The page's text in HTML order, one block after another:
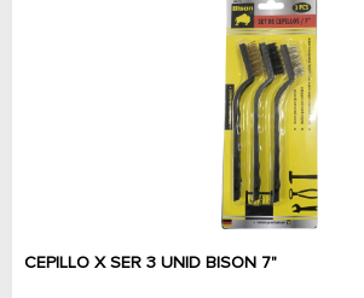
CEPILLO X SER 3 UNID BISON 7"